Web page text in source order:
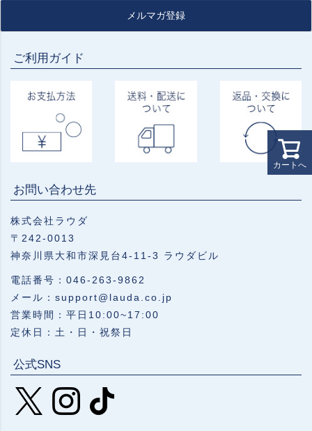
カートへ
メルマガ登録
ご利用ガイド
お問い合わせ先
株式会社ラウダ
〒242-0013
神奈川県大和市深見台4-11-3 ラウダビル
電話番号：046-263-9862
メール：support@lauda.co.jp
営業時間：平日10:00~17:00
定休日：土・日・祝祭日
公式SNS